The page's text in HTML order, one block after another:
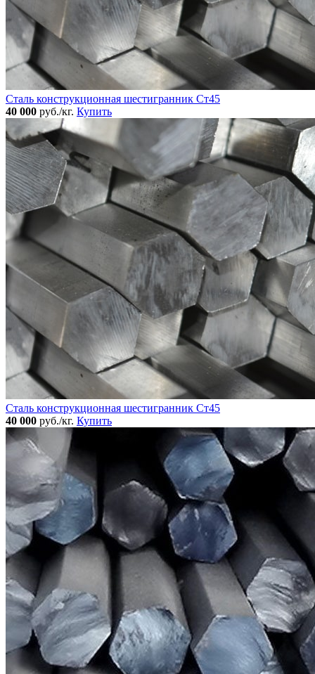
Сталь конструкционная шестигранник Ст45
40 000 руб./кг. Купить
Сталь конструкционная шестигранник Ст45
40 000 руб./кг. Купить